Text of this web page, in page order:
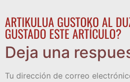
ARTIKULUA GUSTOKO AL
GUSTADO ESTE ARTÍCULO?
Deja una
Tu dirección de correo